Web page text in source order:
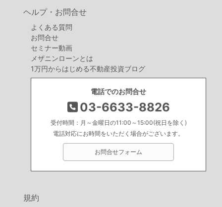
ヘルプ・お問合せ
よくある質問
お問合せ
セミナー動画
メザニンローンとは
1万円からはじめる不動産投資ブログ
電話でのお問合せ
03-6633-8826
受付時間：月～金曜日の11:00～15:00(祝日を除く)
電話対応にお時間をいただく場合がございます。
お問合せフォーム
規約